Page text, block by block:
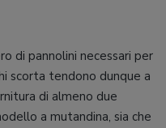
di pannolini necessari per
scorta tendono dunque a
di almeno due
a mutandina, sia che